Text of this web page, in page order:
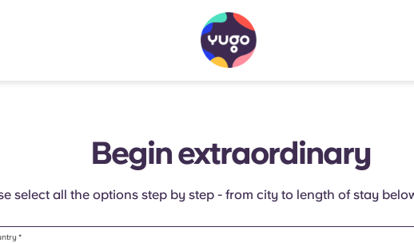
Begin extraordinary
select all the options step by step - from city to length of stay
*